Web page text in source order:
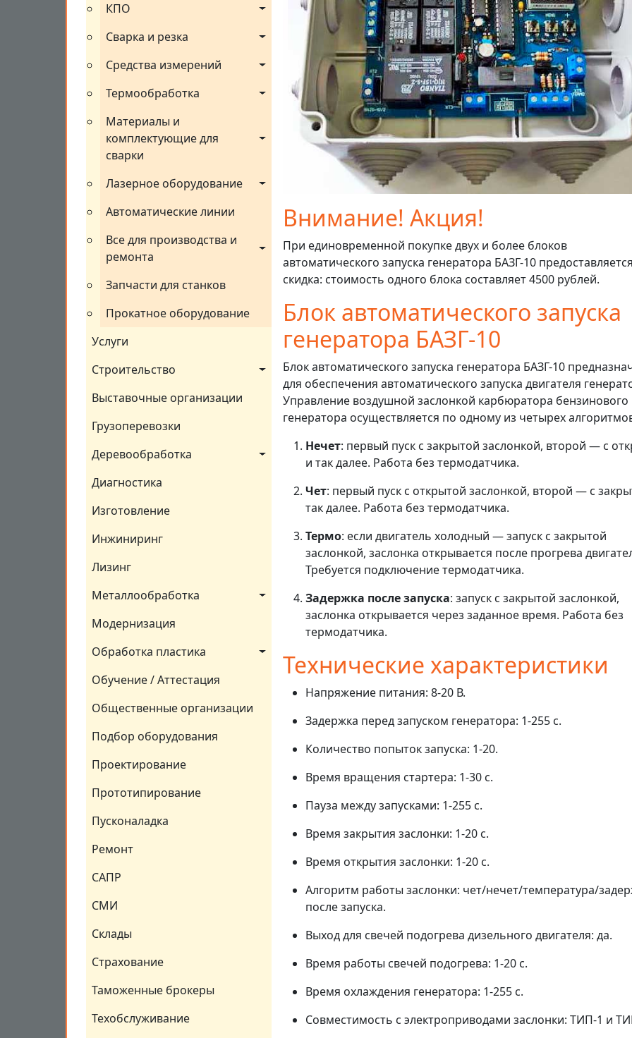
КПО
Сварка и резка
Средства измерений
Термообработка
Материалы и
комплектующие для
сварки
Лазерное оборудование
Автоматические линии
Все для производства и
ремонта
Запчасти для станков
Прокатное оборудование
Услуги
Строительство
Выставочные организации
Грузоперевозки
Деревообработка
Диагностика
Изготовление
Инжиниринг
Лизинг
Металлообработка
Модернизация
Обработка пластика
Обучение / Аттестация
Общественные организации
Подбор оборудования
Проектирование
Прототипирование
Пусконаладка
Ремонт
САПР
СМИ
Склады
Страхование
Таможенные брокеры
Техобслуживание
Внимание! Акция!
При единовременной покупке двух и более блоков
автоматического запуска генератора БАЗГ-10
скидка: стоимость одного блока составляет 4500 рублей.
Блок автоматического запуска
генератора БАЗГ-10
Блок автоматического запуска генератора БАЗГ-10
для обеспечения автоматического запуска двигателя
Управление воздушной заслонкой карбюратора бензинового
генератора осуществляется по одному из четырех
Нечет: первый пуск с закрытой заслонкой, второй — с
и так далее. Работа без термодатчика.
Чет: первый пуск с открытой заслонкой, второй — с
так далее. Работа без термодатчика.
Термо: если двигатель холодный — запуск с закрытой
заслонкой, заслонка открывается после прогрева
Требуется подключение термодатчика.
Задержка после запуска: запуск с закрытой заслонкой,
заслонка открывается через заданное время. Работа без
термодатчика.
Технические характеристики
Напряжение питания: 8-20 В.
Задержка перед запуском генератора: 1-255 с.
Количество попыток запуска: 1-20.
Время вращения стартера: 1-30 с.
Пауза между запусками: 1-255 с.
Время закрытия заслонки: 1-20 с.
Время открытия заслонки: 1-20 с.
Алгоритм работы заслонки: чет/нечет/температура/
после запуска.
Выход для свечей подогрева дизельного двигателя: да.
Время работы свечей подогрева: 1-20 с.
Время охлаждения генератора: 1-255 с.
Совместимость с электроприводами заслонки: ТИП-1 и